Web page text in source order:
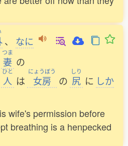
、
なに
つま
妻 の
ひと
人 は
にょうぼう
女房 の
しり
尻 に しか
wife's permission before
breathing is a henpecked